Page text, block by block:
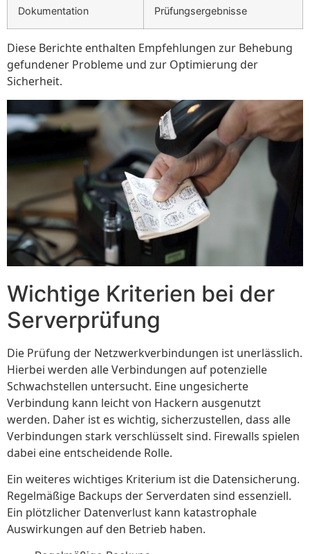
Dokumentation Prüfungsergebnisse
Diese Berichte enthalten Empfehlungen zur Behebung
gefundener Probleme und zur Optimierung der
Sicherheit.
Wichtige Kriterien bei der
Serverprüfung
Die Prüfung der Netzwerkverbindungen ist unerlässlich.
Hierbei werden alle Verbindungen auf potenzielle
Schwachstellen untersucht. Eine ungesicherte
Verbindung kann leicht von Hackern ausgenutzt
werden. Daher ist es wichtig, sicherzustellen, dass alle
Verbindungen stark verschlüsselt sind. Firewalls spielen
dabei eine entscheidende Rolle.
Ein weiteres wichtiges Kriterium ist die Datensicherung.
Regelmäßige Backups der Serverdaten sind essenziell.
Ein plötzlicher Datenverlust kann katastrophale
Auswirkungen auf den Betrieb haben.